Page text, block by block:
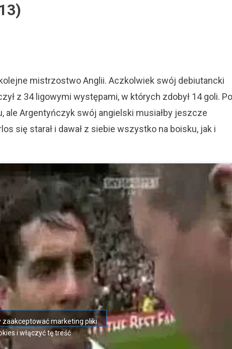
mistrzostwo Anglii. Aczkolwiek swój debiutancki
z 34 ligowymi występami, w których zdobył 14 goli. Po
Argentyńczyk swój angielski musiałby jeszcze
się starał i dawał z siebie wszystko na boisku, jak i
zaakceptować marketing pliki
i włączyć tę treść